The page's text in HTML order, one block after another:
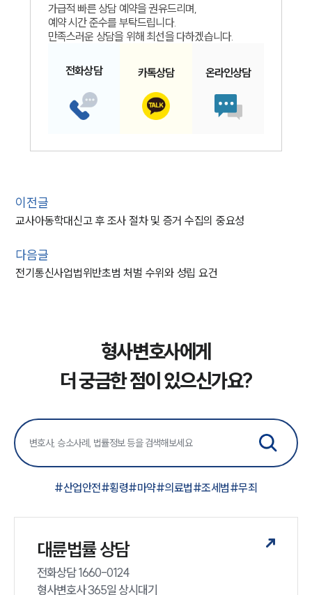
가급적 빠른 상담 예약을 권유드리며,
예약 시간 준수를 부탁드립니다.
만족스러운 상담을 위해 최선을 다하겠습니다.
전화상담 카톡상담 온라인상담
이전글
교사아동학대신고 후 조사 절차 및 증거 수집의 중요성
다음글
전기통신사업법위반초범 처벌 수위와 성립 요건
형사변호사에게
더 궁금한 점이 있으신가요?
#산업안전#횡령#마약#의료법#조세범#무죄
대륜법률 상담
전화상담 1660-0124
형사변호사 365일 상시대기